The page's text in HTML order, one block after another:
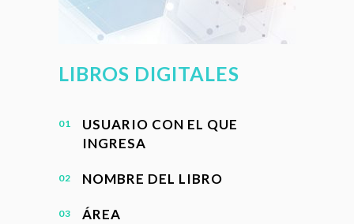
LIBROS DIGITALES
USUARIO CON EL QUE
INGRESA
NOMBRE DEL LIBRO
ÁREA